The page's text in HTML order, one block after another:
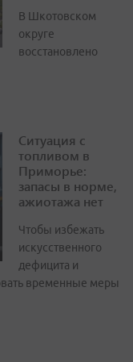
В Шкотовском
округе
восстановлено
Ситуация с
топливом в
Приморье:
запасы в норме,
ажиотажа нет
Чтобы избежать
искусственного
дефицита и
временные меры